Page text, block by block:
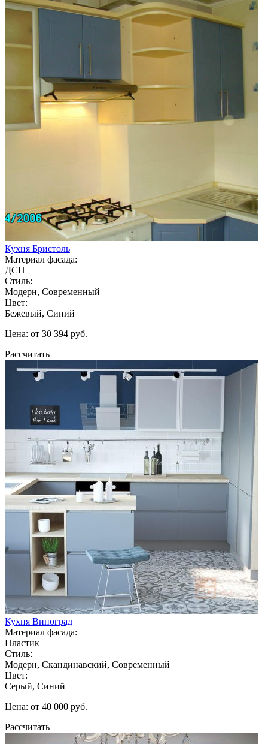
Кухня Бристоль
Материал фасада:
ДСП
Стиль:
Модерн, Современный
Цвет:
Бежевый, Синий
Цена: от 30 394 руб.
Рассчитать
Кухня Виноград
Материал фасада:
Пластик
Стиль:
Модерн, Скандинавский, Современный
Цвет:
Серый, Синий
Цена: от 40 000 руб.
Рассчитать